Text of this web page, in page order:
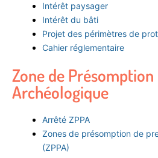
Intérêt paysager
Intérêt du bâti
Projet des périmètres de
Cahier réglementaire
Zone de
Archéologique
Arrêté ZPPA
Zones de présomption de
(ZPPA)